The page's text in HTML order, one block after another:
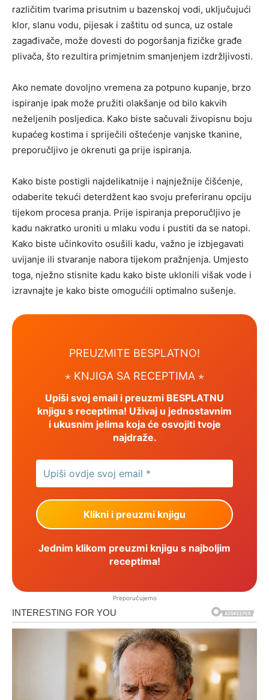
različitim tvarima prisutnim u bazenskoj vodi, uključujući
klor, slanu vodu, pijesak i zaštitu od sunca, uz ostale
zagađivače, može dovesti do pogoršanja fizičke građe
plivača, što rezultira primjetnim smanjenjem izdržljivosti.
Ako nemate dovoljno vremena za potpuno kupanje, brzo
ispiranje ipak može pružiti olakšanje od bilo kakvih
neželjenih posljedica. Kako biste sačuvali živopisnu boju
kupaćeg kostima i spriječili oštećenje vanjske tkanine,
preporučljivo je okrenuti ga prije ispiranja.
Kako biste postigli najdelikatnije i najnježnije čišćenje,
odaberite tekući deterdžent kao svoju preferiranu opciju
tijekom procesa pranja. Prije ispiranja preporučljivo je
kadu nakratko uroniti u mlaku vodu i pustiti da se natopi.
Kako biste učinkovito osušili kadu, važno je izbjegavati
uvijanje ili stvaranje nabora tijekom pražnjenja. Umjesto
toga, nježno stisnite kadu kako biste uklonili višak vode i
izravnajte je kako biste omogućili optimalno sušenje.
PREUZMITE BESPLATNO!
⋆ KNJIGA SA RECEPTIMA ⋆
Upiši svoj email i preuzmi BESPLATNU
knjigu s receptima! Uživaj u jednostavnim
i ukusnim jelima koja će osvojiti tvoje
najdraže.
Jednim klikom preuzmi knjigu s najboljim
receptima!
Preporučujemo